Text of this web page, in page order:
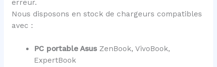
erreur.
Nous disposons en stock de chargeurs compatibles
avec :
PC portable Asus ZenBook, VivoBook,
ExpertBook